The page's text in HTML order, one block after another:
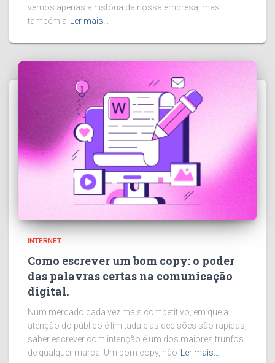
vemos apenas a história da nossa empresa, mas
também a Ler mais…
INTERNET
Como escrever um bom copy: o poder
das palavras certas na comunicação
digital.
Num mercado cada vez mais competitivo, em que a
atenção do público é limitada e as decisões são rápidas,
saber escrever com intenção é um dos maiores trunfos
de qualquer marca. Um bom copy, não
Ler mais…